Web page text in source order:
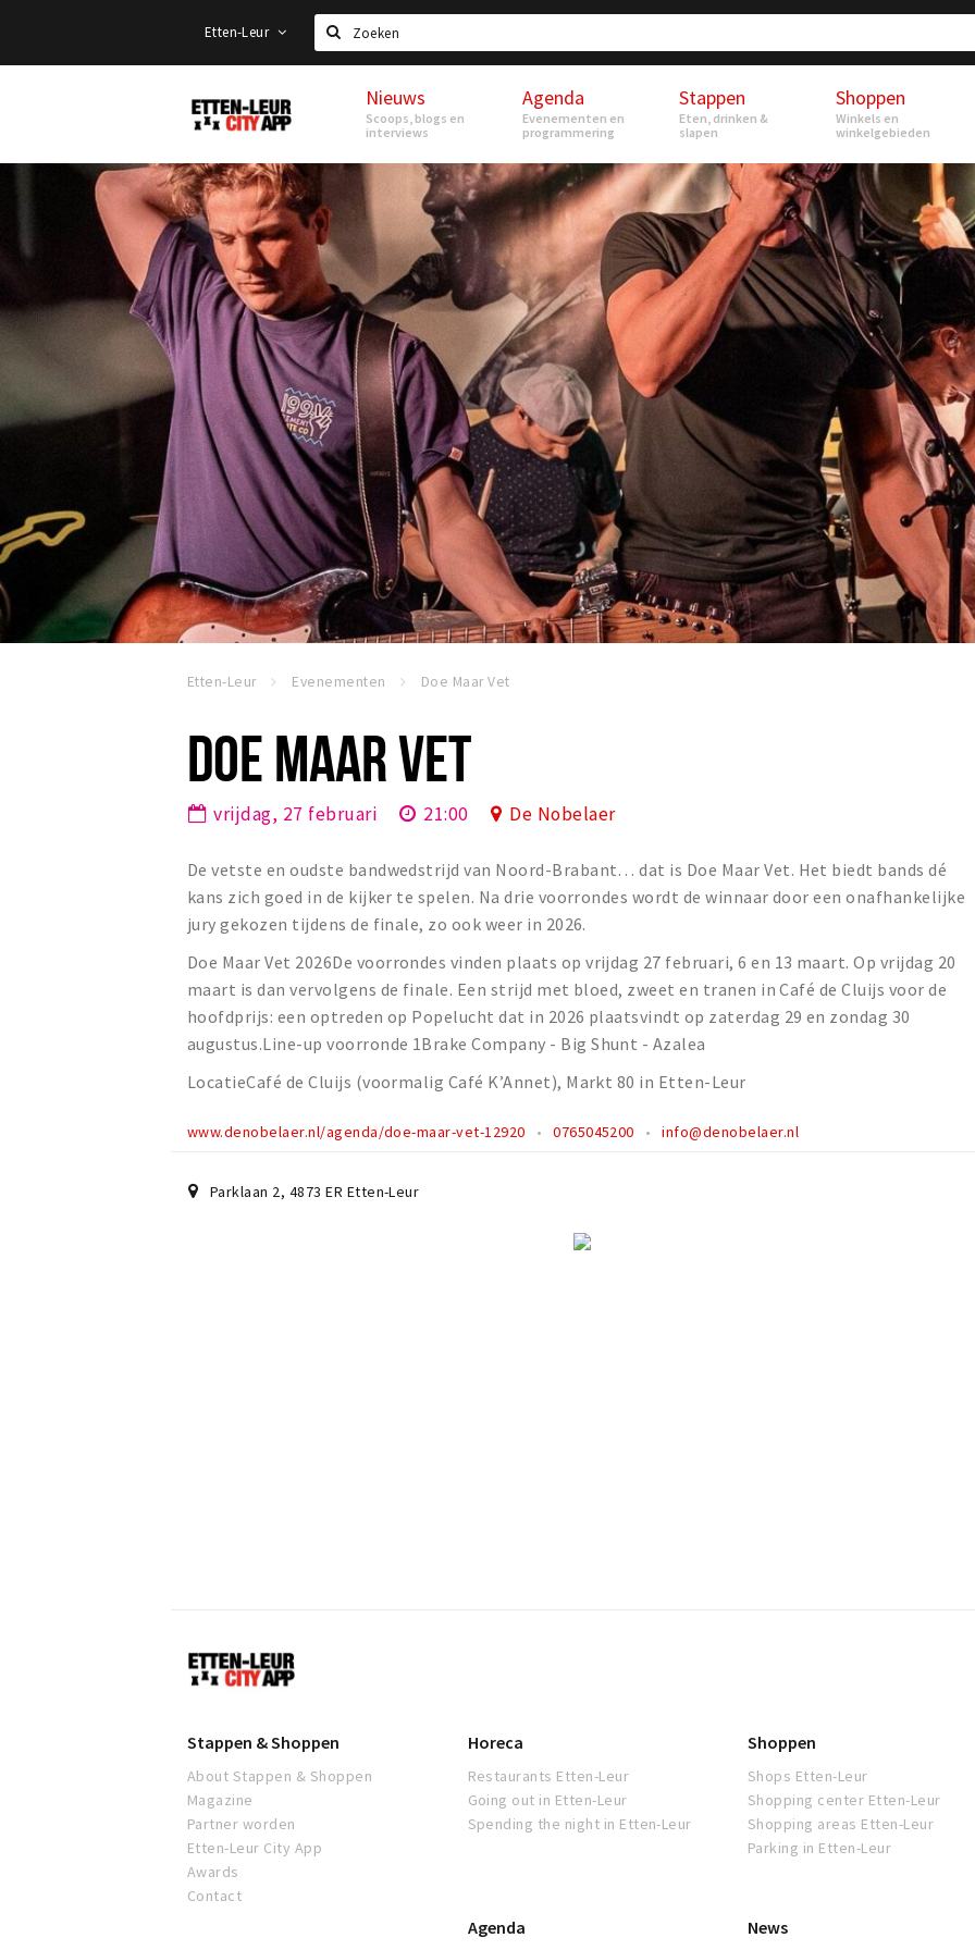
Etten-Leur
Zoeken
Etten-
Leur
Nieuws
Scoops, blogs en
interviews
Agenda
Evenementen en
programmering
Stappen
Eten, drinken &
slapen
Shoppen
Winkels en
winkelgebieden
Etten-Leur Evenementen Doe Maar Vet
DOE MAAR VET
vrijdag, 27 februari 21:00 De Nobelaer
De vetste en oudste bandwedstrijd van Noord-Brabant… dat is Doe Maar Vet. Het biedt bands dé
kans zich goed in de kijker te spelen. Na drie voorrondes wordt de winnaar door een onafhankelijke
jury gekozen tijdens de finale, zo ook weer in 2026.
Doe Maar Vet 2026De voorrondes vinden plaats op vrijdag 27 februari, 6 en 13 maart. Op vrijdag 20
maart is dan vervolgens de finale. Een strijd met bloed, zweet en tranen in Café de Cluijs voor de
hoofdprijs: een optreden op Popelucht dat in 2026 plaatsvindt op zaterdag 29 en zondag 30
augustus.Line-up voorronde 1Brake Company - Big Shunt - Azalea
LocatieCafé de Cluijs (voormalig Café K’Annet), Markt 80 in Etten-Leur
www.denobelaer.nl/agenda/doe-maar-vet-12920 0765045200 info@denobelaer.nl
Parklaan 2, 4873 ER Etten-Leur
Etten-
Leur
Stappen & Shoppen
About Stappen & Shoppen
Magazine
Partner worden
Etten-Leur City App
Awards
Contact
Horeca
Restaurants Etten-Leur
Going out in Etten-Leur
Spending the night in Etten-Leur
Shoppen
Shops Etten-Leur
Shopping center Etten-Leur
Shopping areas Etten-Leur
Parking in Etten-Leur
Agenda News